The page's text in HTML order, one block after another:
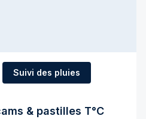
Suivi des pluies
& pastilles T°C